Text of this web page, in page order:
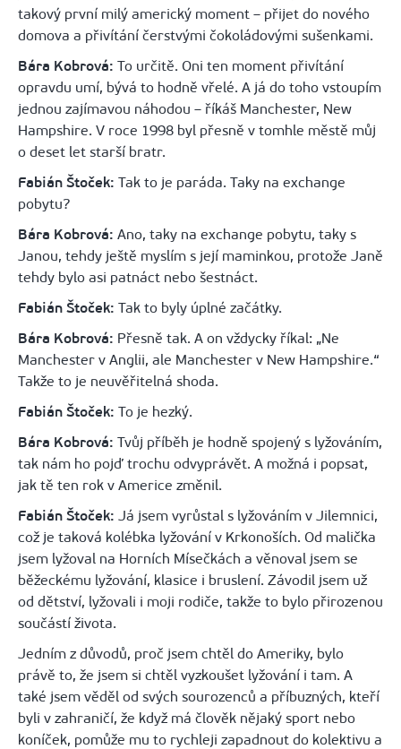
takový první milý americký moment – přijet do nového
domova a přivítání čerstvými čokoládovými sušenkami.
Bára Kobrová: To určitě. Oni ten moment přivítání
opravdu umí, bývá to hodně vřelé. A já do toho vstoupím
jednou zajímavou náhodou – říkáš Manchester, New
Hampshire. V roce 1998 byl přesně v tomhle městě můj
o deset let starší bratr.
Fabián Štoček: Tak to je paráda. Taky na exchange
pobytu?
Bára Kobrová: Ano, taky na exchange pobytu, taky s
Janou, tehdy ještě myslím s její maminkou, protože Janě
tehdy bylo asi patnáct nebo šestnáct.
Fabián Štoček: Tak to byly úplné začátky.
Bára Kobrová: Přesně tak. A on vždycky říkal: „Ne
Manchester v Anglii, ale Manchester v New Hampshire.“
Takže to je neuvěřitelná shoda.
Fabián Štoček: To je hezký.
Bára Kobrová: Tvůj příběh je hodně spojený s lyžováním,
tak nám ho pojď trochu odvyprávět. A možná i popsat,
jak tě ten rok v Americe změnil.
Fabián Štoček: Já jsem vyrůstal s lyžováním v Jilemnici,
což je taková kolébka lyžování v Krkonoších. Od malička
jsem lyžoval na Horních Mísečkách a věnoval jsem se
běžeckému lyžování, klasice i bruslení. Závodil jsem už
od dětství, lyžovali i moji rodiče, takže to bylo přirozenou
součástí života.
Jedním z důvodů, proč jsem chtěl do Ameriky, bylo
právě to, že jsem si chtěl vyzkoušet lyžování i tam. A
také jsem věděl od svých sourozenců a příbuzných, kteří
byli v zahraničí, že když má člověk nějaký sport nebo
koníček, pomůže mu to rychleji zapadnout do kolektivu a